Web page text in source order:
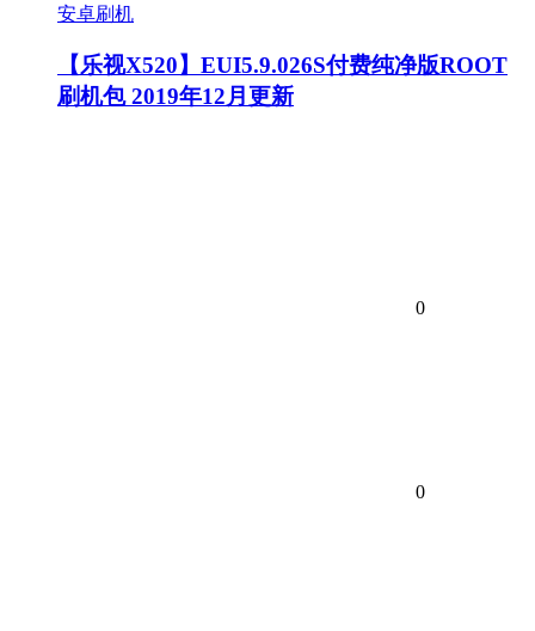
安卓刷机
【乐视X520】EUI5.9.026S付费纯净版ROOT
刷机包 2019年12月更新
0
0